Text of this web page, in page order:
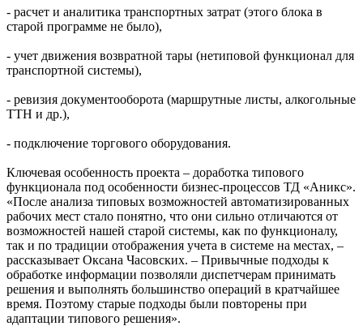
- расчет и аналитика транспортных затрат (этого блока в
старой программе не было),
- учет движения возвратной тары (нетиповой функционал для
транспортной системы),
- ревизия документооборота (маршрутные листы, алкогольные
ТТН и др.),
- подключение торгового оборудования.
Ключевая особенность проекта – доработка типового
функционала под особенности бизнес-процессов ТД «Аникс».
«После анализа типовых возможностей автоматизированных
рабочих мест стало понятно, что они сильно отличаются от
возможностей нашей старой системы, как по функционалу,
так и по традиции отображения учета в системе на местах, –
рассказывает Оксана Часовских. – Привычные подходы к
обработке информации позволяли диспетчерам принимать
решения и выполнять большинство операций в кратчайшее
время. Поэтому старые подходы были повторены при
адаптации типового решения».